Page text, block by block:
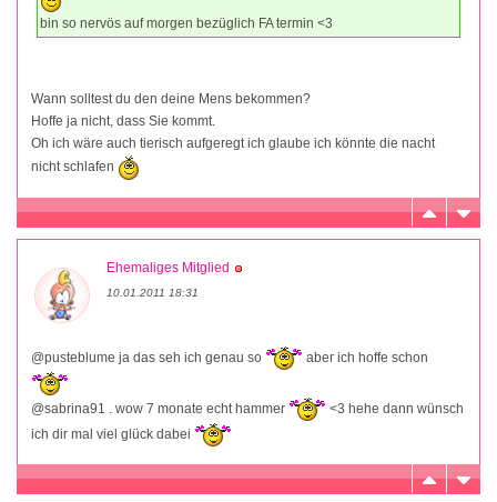
bin so nervös auf morgen bezüglich FA termin <3
Wann solltest du den deine Mens bekommen?
Hoffe ja nicht, dass Sie kommt.
Oh ich wäre auch tierisch aufgeregt ich glaube ich könnte die nacht
nicht schlafen
Ehemaliges Mitglied
10.01.2011 18:31
@pusteblume ja das seh ich genau so aber ich hoffe schon
@sabrina91 . wow 7 monate echt hammer
<3 hehe dann wünsch
ich dir mal viel glück dabei